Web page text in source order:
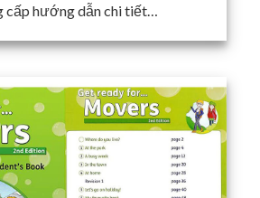
cấp hướng dẫn chi tiết…